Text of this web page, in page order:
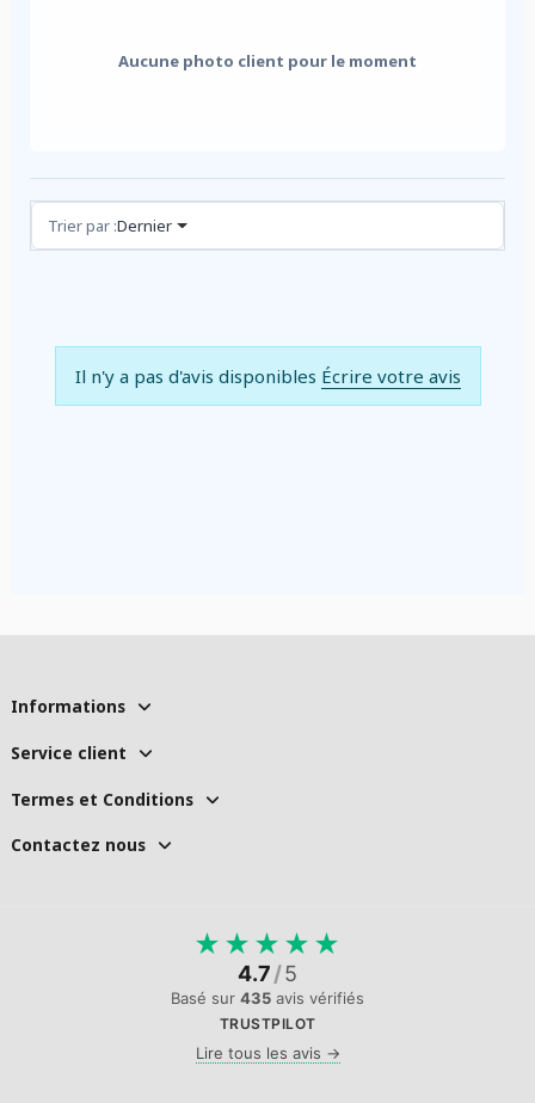
Aucune photo client pour le moment
Avis (0)
Trier par :Dernier
Il n'y a pas d'avis disponibles Écrire votre avis
Informations
Service client
Termes et Conditions
Contactez nous
★ ★ ★ ★ ★
4.7/5
Basé sur 435 avis vérifiés
TRUSTPILOT
Lire tous les avis →